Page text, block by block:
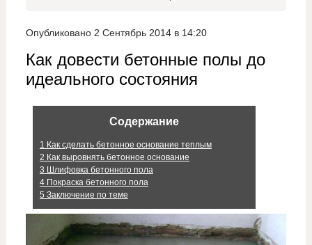
Опубликовано 2 Сентябрь 2014 в 14:20
Как довести бетонные полы до
идеального состояния
Содержание
1 Как сделать бетонное основание теплым
2 Как выровнять бетонное основание
3 Шлифовка бетонного пола
4Покраска бетонного пола
5 Заключение по теме